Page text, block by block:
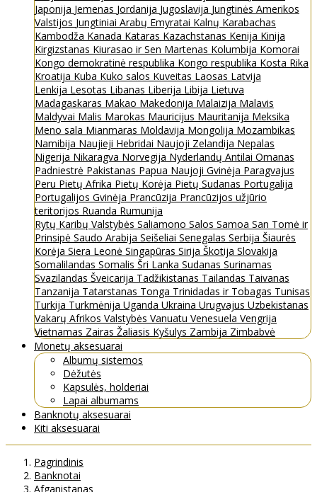
Japonija Jemenas Jordanija Jugoslavija Jungtinės Amerikos
Valstijos Jungtiniai Arabų Emyratai Kalnų Karabachas
Kambodža Kanada Kataras Kazachstanas Kenija Kinija
Kirgizstanas Kiurasao ir Sen Martenas Kolumbija Komorai
Kongo demokratinė respublika Kongo respublika Kosta Rika
Kroatija Kuba Kuko salos Kuveitas Laosas Latvija
Lenkija Lesotas Libanas Liberija Libija Lietuva
Madagaskaras Makao Makedonija Malaizija Malavis
Maldyvai Malis Marokas Mauricijus Mauritanija Meksika
Meno sala Mianmaras Moldavija Mongolija Mozambikas
Namibija Naujieji Hebridai Naujoji Zelandija Nepalas
Nigerija Nikaragva Norvegija Nyderlandų Antilai Omanas
Padniestrė Pakistanas Papua Naujoji Gvinėja Paragvajus
Peru Pietų Afrika Pietų Korėja Pietų Sudanas Portugalija
Portugalijos Gvinėja Prancūzija Prancūzijos užjūrio
teritorijos Ruanda Rumunija
Rytų Karibų Valstybės Saliamono Salos Samoa San Tomė ir
Prinsipė Saudo Arabija Seišeliai Senegalas Serbija Šiaurės
Korėja Siera Leonė Singapūras Sirija Škotija Slovakija
Somalilandas Somalis Šri Lanka Sudanas Surinamas
Svazilandas Šveicarija Tadžikistanas Tailandas Taivanas
Tanzanija Tatarstanas Tonga Trinidadas ir Tobagas Tunisas
Turkija Turkmėnija Uganda Ukraina Urugvajus Uzbekistanas
Vakarų Afrikos Valstybės Vanuatu Venesuela Vengrija
Vietnamas Zairas Žaliasis Kyšulys Zambija Zimbabvė
Monetų aksesuarai
Albumų sistemos
Dėžutės
Kapsulės, holderiai
Lapai albumams
Banknotų aksesuarai
Kiti aksesuarai
Pagrindinis
Banknotai
Afganistanas